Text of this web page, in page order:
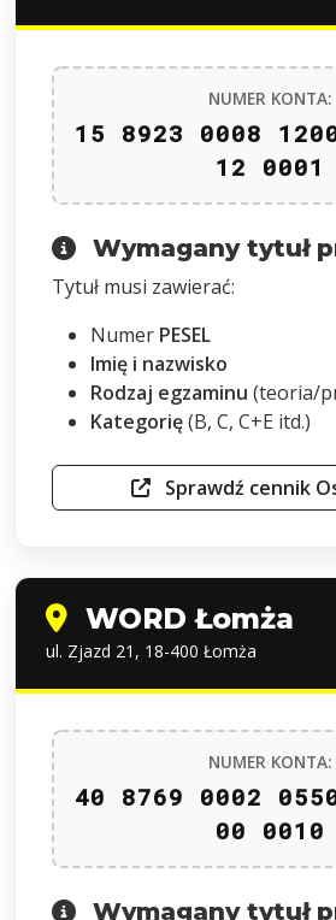
NUMER KONTA:
15 8923 0008
12 0001
Wymagany tytuł
Tytuł musi zawierać:
Numer PESEL
Imię i nazwisko
Rodzaj egzaminu (teoria/
Kategorię(B, C, C+E itd.)
Sprawdź cennik
WORD Łomża
ul. Zjazd 21, 18-400 Łomża
NUMER KONTA:
40 8769 0002
00 0010
Wymagany tytuł